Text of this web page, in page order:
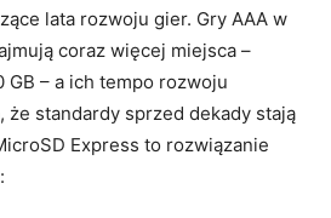
lata rozwoju gier. Gry AAA w
coraz więcej miejsca –
– a ich tempo rozwoju
że standardy sprzed dekady stają
Express to rozwiązanie